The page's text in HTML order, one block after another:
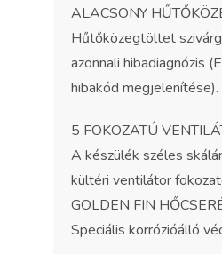
ALACSONY
Hűtőközegtöltet
azonnali hibadiagnózis
hibakód megjelenítése).
5 FOKOZATÚ
A készülék széles
kültéri ventilátor
GOLDEN FIN
Speciális korrózióálló